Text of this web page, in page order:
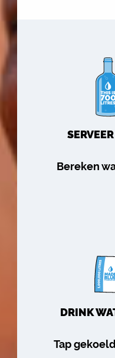
Bereken
DRINK
Tap